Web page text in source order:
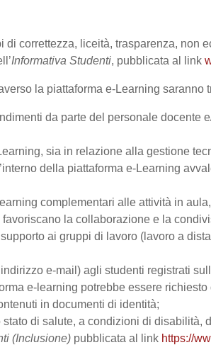
correttezza, liceità, trasparenza, non
Informativa Studenti, pubblicata al link
la piattaforma e-Learning saranno
da parte del personale docente
sia in relazione alla gestione
della piattaforma e-Learning
complementari alle attività in
la collaborazione e la
ai gruppi di lavoro (lavoro a
e-mail) agli studenti registrati
e-learning potrebbe essere
in documenti di identità;
di salute, a condizioni di disabilità,
(Inclusione) pubblicata al link https://